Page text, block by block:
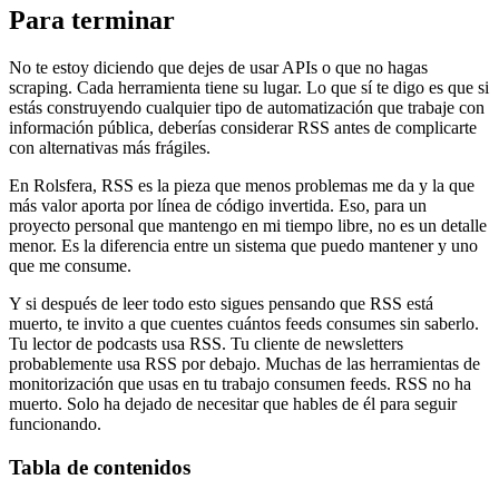
Para terminar
No te estoy diciendo que dejes de usar APIs o que no hagas
scraping. Cada herramienta tiene su lugar. Lo que sí te digo es que si
estás construyendo cualquier tipo de automatización que trabaje con
información pública, deberías considerar RSS antes de complicarte
con alternativas más frágiles.
En Rolsfera, RSS es la pieza que menos problemas me da y la que
más valor aporta por línea de código invertida. Eso, para un
proyecto personal que mantengo en mi tiempo libre, no es un detalle
menor. Es la diferencia entre un sistema que puedo mantener y uno
que me consume.
Y si después de leer todo esto sigues pensando que RSS está
muerto, te invito a que cuentes cuántos feeds consumes sin saberlo.
Tu lector de podcasts usa RSS. Tu cliente de newsletters
probablemente usa RSS por debajo. Muchas de las herramientas de
monitorización que usas en tu trabajo consumen feeds. RSS no ha
muerto. Solo ha dejado de necesitar que hables de él para seguir
funcionando.
Tabla de contenidos